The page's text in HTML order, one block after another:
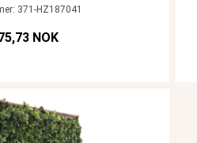
371-HZ187041
NOK